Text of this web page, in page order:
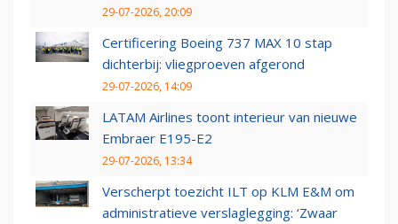
29-07-2026, 20:09
Certificering Boeing 737 MAX 10 stap
dichterbij: vliegproeven afgerond
29-07-2026, 14:09
LATAM Airlines toont interieur van nieuwe
Embraer E195-E2
29-07-2026, 13:34
Verscherpt toezicht ILT op KLM E&M om
administratieve verslaglegging: ‘Zwaar